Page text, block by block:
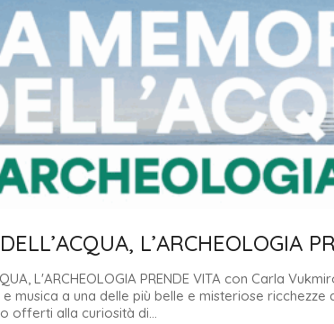
L’ARCHEOLOGIA
L'ARCHEOLOGIA PRENDE VITA con Carla
musica a una delle più belle e misteriose ricchezze
offerti alla curiosità di…